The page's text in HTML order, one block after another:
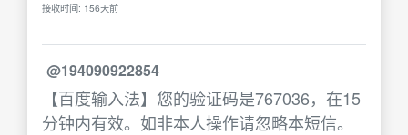
接收时间: 156天前
@194090922854
【百度输入法】您的验证码是767036，在15
分钟内有效。如非本人操作请忽略本短信。